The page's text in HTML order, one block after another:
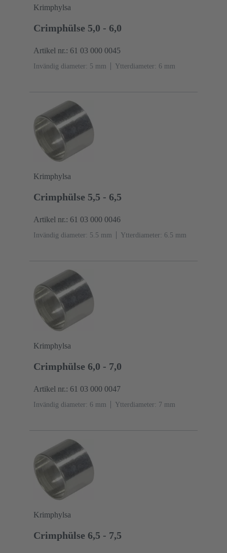
Krimphylsa
Crimphülse 5,0 - 6,0
Artikel nr.: 61 03 000 0045
Invändig diameter: 5 mm Ytterdiameter: ‌6 mm
Krimphylsa
Crimphülse 5,5 - 6,5
Artikel nr.: 61 03 000 0046
Invändig diameter: 5.5 mm Ytterdiameter: ‌6.5 mm
Krimphylsa
Crimphülse 6,0 - 7,0
Artikel nr.: 61 03 000 0047
Invändig diameter: 6 mm Ytterdiameter: ‌7 mm
Krimphylsa
Crimphülse 6,5 - 7,5